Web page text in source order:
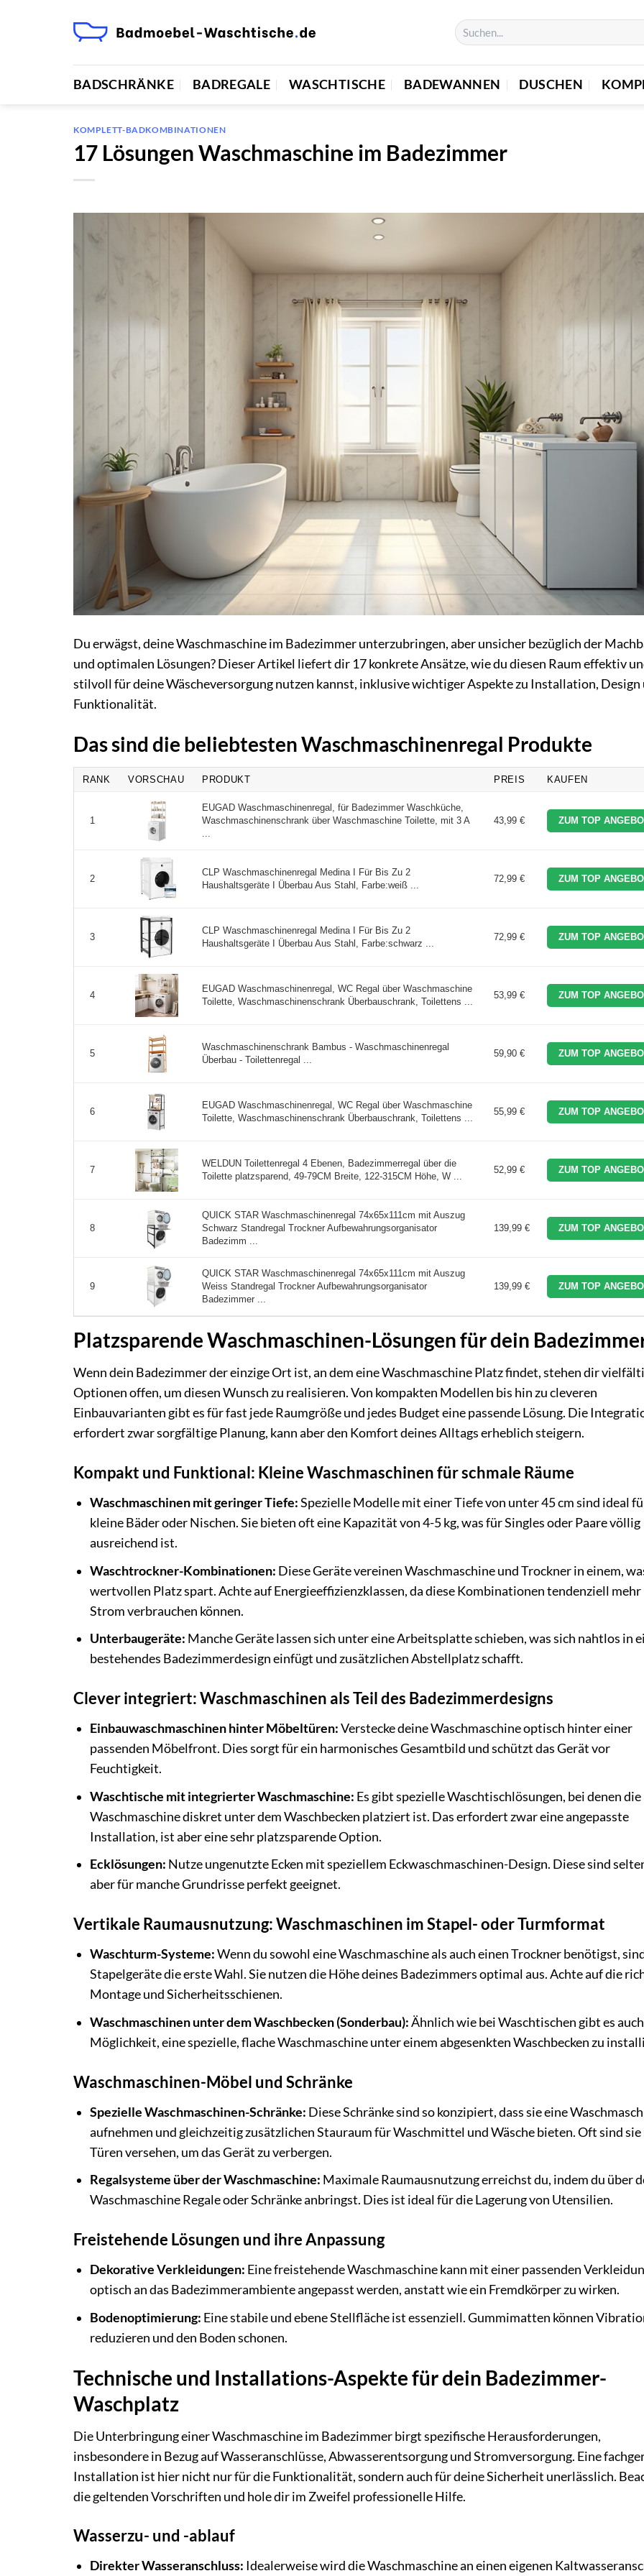
BADSCHRÄNKE BADREGALE WASCHTISCHE BADEWANNEN DUSCHEN
KOMPLETT-BADKOMBINATIONEN
17 Lösungen Waschmaschine im Badezimmer
Du erwägst, deine Waschmaschine im Badezimmer unterzubringen, aber unsicher bezüglich der
und optimalen Lösungen? Dieser Artikel liefert dir 17 konkrete Ansätze, wie du diesen Raum effektiv
stilvoll für deine Wäscheversorgung nutzen kannst, inklusive wichtiger Aspekte zu Installation, Design
Funktionalität.
Das sind die beliebtesten Waschmaschinenregal Produkte
RANK VORSCHAU PRODUKT PREIS KAUFEN
1
EUGAD Waschmaschinenregal, für Badezimmer Waschküche,
Waschmaschinenschrank über Waschmaschine Toilette, mit 3 A
...
43,99 € ZUM TOP
2
CLP Waschmaschinenregal Medina I Für Bis Zu 2
Haushaltsgeräte I Überbau Aus Stahl, Farbe:weiß ...
72,99 € ZUM TOP
3
CLP Waschmaschinenregal Medina I Für Bis Zu 2
Haushaltsgeräte I Überbau Aus Stahl, Farbe:schwarz ...
72,99 € ZUM TOP
4
EUGAD Waschmaschinenregal, WC Regal über Waschmaschine
Toilette, Waschmaschinenschrank Überbauschrank, Toilettens ...
53,99 € ZUM TOP
5
Waschmaschinenschrank Bambus - Waschmaschinenregal
Überbau - Toilettenregal ...
59,90 € ZUM TOP
6
EUGAD Waschmaschinenregal, WC Regal über Waschmaschine
Toilette, Waschmaschinenschrank Überbauschrank, Toilettens ...
55,99 € ZUM TOP
7
WELDUN Toilettenregal 4 Ebenen, Badezimmerregal über die
Toilette platzsparend, 49-79CM Breite, 122-315CM Höhe, W ...
52,99 € ZUM TOP
8
QUICK STAR Waschmaschinenregal 74x65x111cm mit Auszug
Schwarz Standregal Trockner Aufbewahrungsorganisator
Badezimm ...
139,99 € ZUM TOP
9
QUICK STAR Waschmaschinenregal 74x65x111cm mit Auszug
Weiss Standregal Trockner Aufbewahrungsorganisator
Badezimmer ...
139,99 € ZUM TOP
Platzsparende Waschmaschinen-Lösungen für dein
Wenn dein Badezimmer der einzige Ort ist, an dem eine Waschmaschine Platz findet, stehen dir
Optionen offen, um diesen Wunsch zu realisieren. Von kompakten Modellen bis hin zu cleveren
Einbauvarianten gibt es für fast jede Raumgröße und jedes Budget eine passende Lösung. Die
erfordert zwar sorgfältige Planung, kann aber den Komfort deines Alltags erheblich steigern.
Kompakt und Funktional: Kleine Waschmaschinen für schmale Räume
Waschmaschinen mit geringer Tiefe:Spezielle Modelle mit einer Tiefe von unter 45 cm sind ideal
kleine Bäder oder Nischen. Sie bieten oft eine Kapazität von 4-5 kg, was für Singles oder Paare völlig
ausreichend ist.
Waschtrockner-Kombinationen: Diese Geräte vereinen Waschmaschine und Trockner in einem,
wertvollen Platz spart. Achte auf Energieeffizienzklassen, da diese Kombinationen tendenziell mehr
Strom verbrauchen können.
Unterbaugeräte: Manche Geräte lassen sich unter eine Arbeitsplatte schieben, was sich nahtlos in
bestehendes Badezimmerdesign einfügt und zusätzlichen Abstellplatz schafft.
Clever integriert: Waschmaschinen als Teil des Badezimmerdesigns
Einbauwaschmaschinen hinter Möbeltüren:Verstecke deine Waschmaschine optisch hinter einer
passenden Möbelfront. Dies sorgt für ein harmonisches Gesamtbild und schützt das Gerät vor
Feuchtigkeit.
Waschtische mit integrierter Waschmaschine: Es gibt spezielle Waschtischlösungen, bei denen die
Waschmaschine diskret unter dem Waschbecken platziert ist. Das erfordert zwar eine angepasste
Installation, ist aber eine sehr platzsparende Option.
Ecklösungen: Nutze ungenutzte Ecken mit speziellem Eckwaschmaschinen-Design. Diese sind
aber für manche Grundrisse perfekt geeignet.
Vertikale Raumausnutzung: Waschmaschinen im Stapel- oder Turmformat
Waschturm-Systeme:Wenn du sowohl eine Waschmaschine als auch einen Trockner benötigst,
Stapelgeräte die erste Wahl. Sie nutzen die Höhe deines Badezimmers optimal aus. Achte auf die
Montage und Sicherheitsschienen.
Waschmaschinen unter dem Waschbecken (Sonderbau):Ähnlich wie bei Waschtischen gibt es
Möglichkeit, eine spezielle, flache Waschmaschine unter einem abgesenkten Waschbecken zu
Waschmaschinen-Möbel und Schränke
Spezielle Waschmaschinen-Schränke: Diese Schränke sind so konzipiert, dass sie eine
aufnehmen und gleichzeitig zusätzlichen Stauraum für Waschmittel und Wäsche bieten. Oft sind
Türen versehen, um das Gerät zu verbergen.
Regalsysteme über der Waschmaschine: Maximale Raumausnutzung erreichst du, indem du über
Waschmaschine Regale oder Schränke anbringst. Dies ist ideal für die Lagerung von Utensilien.
Freistehende Lösungen und ihre Anpassung
Dekorative Verkleidungen: Eine freistehende Waschmaschine kann mit einer passenden
optisch an das Badezimmerambiente angepasst werden, anstatt wie ein Fremdkörper zu wirken.
Bodenoptimierung: Eine stabile und ebene Stellfläche ist essenziell. Gummimatten können
reduzieren und den Boden schonen.
Technische und Installations-Aspekte für dein Badezimmer-
Waschplatz
Die Unterbringung einer Waschmaschine im Badezimmer birgt spezifische Herausforderungen,
insbesondere in Bezug auf Wasseranschlüsse, Abwasserentsorgung und Stromversorgung. Eine
Installation ist hier nicht nur für die Funktionalität, sondern auch für deine Sicherheit unerlässlich.
die geltenden Vorschriften und hole dir im Zweifel professionelle Hilfe.
Wasserzu- und -ablauf
Direkter Wasseranschluss: Idealerweise wird die Waschmaschine an einen eigenen